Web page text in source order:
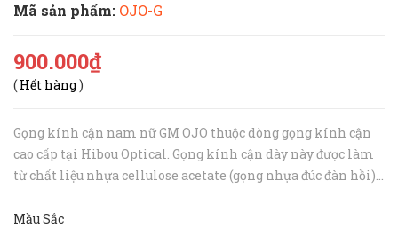
Mã sản phẩm: OJO-G
900.000₫
( Hết hàng)
Gọng kính cận nam nữ GM OJO thuộc dòng gọng kính cận
cao cấp tại Hibou Optical. Gọng kính cận dày này được làm
từ chất liệu nhựa cellulose acetate (gọng nhựa đúc đàn hồi)
tối giản phù hợp ch...
Mầu Sắc